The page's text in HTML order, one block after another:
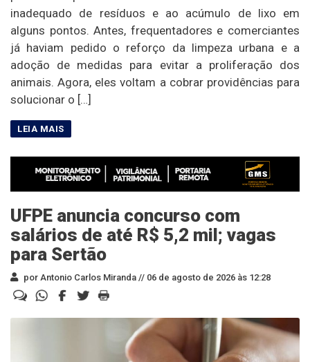
inadequado de resíduos e ao acúmulo de lixo em
alguns pontos. Antes, frequentadores e comerciantes
já haviam pedido o reforço da limpeza urbana e a
adoção de medidas para evitar a proliferação dos
animais. Agora, eles voltam a cobrar providências para
solucionar o […]
UFPE anuncia concurso com
salários de até R$ 5,2 mil; vagas
para Sertão
por Antonio Carlos Miranda // 06 de agosto de 2026 às 12:28